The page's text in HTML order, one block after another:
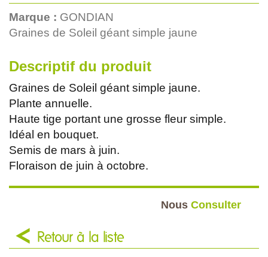
Marque : GONDIAN
Graines de Soleil géant simple jaune
Descriptif du produit
Graines de Soleil géant simple jaune.
Plante annuelle.
Haute tige portant une grosse fleur simple.
Idéal en bouquet.
Semis de mars à juin.
Floraison de juin à octobre.
Nous Consulter
Retour à la liste